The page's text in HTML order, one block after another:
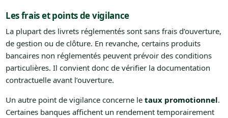
Les frais et points de vigilance
La plupart des livrets réglementés sont sans frais d’ouverture,
de gestion ou de clôture. En revanche, certains produits
bancaires non réglementés peuvent prévoir des conditions
particulières. Il convient donc de vérifier la documentation
contractuelle avant l’ouverture.
Un autre point de vigilance concerne le taux promotionnel.
Certaines banques affichent un rendement temporairement